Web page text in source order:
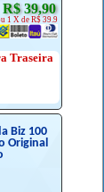
R$ 39,90
1 X de R$ 39.9
Traseira
Biz 100
Original